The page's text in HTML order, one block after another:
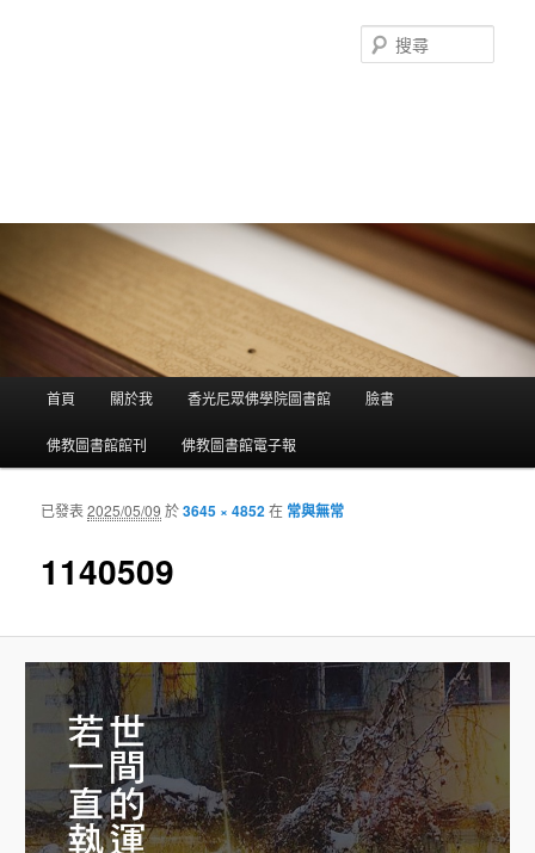
尋
跳到主內容
跳到第二內容
首頁 關於我 香光尼眾佛學院圖書館 臉書
佛教圖書館館刊 佛教圖書館電子報
1140509
已發表 2025/05/09 於3645 × 4852在 常與無常